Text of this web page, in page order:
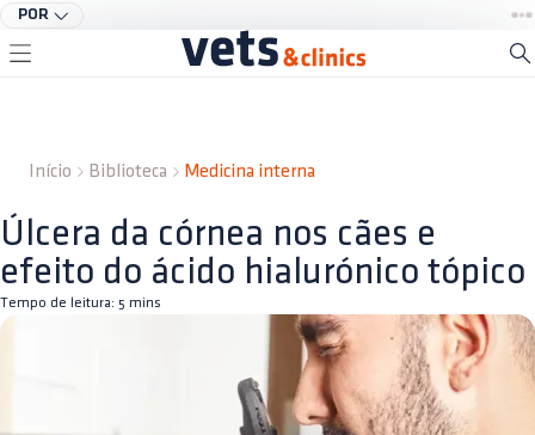
POR
Início Biblioteca Medicina interna
Úlcera da córnea nos cães e
efeito do ácido hialurónico tópico
Tempo de leitura: 5 mins